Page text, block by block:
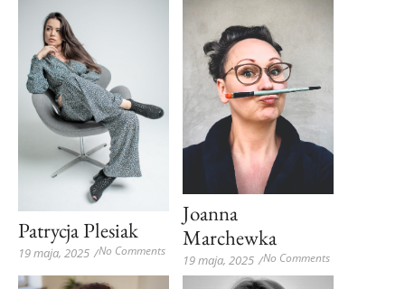
Patrycja Plesiak
19 maja, 2025 /No Comments
Joanna
Marchewka
19 maja, 2025 /No Comments